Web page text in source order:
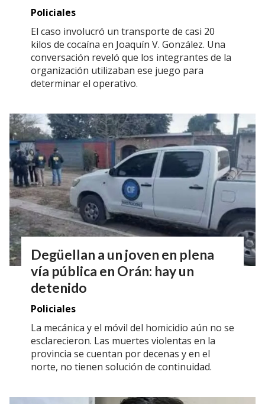
Policiales
El caso involucró un transporte de casi 20
kilos de cocaína en Joaquín V. González. Una
conversación reveló que los integrantes de la
organización utilizaban ese juego para
determinar el operativo.
Degüellan a un joven en plena
vía pública en Orán: hay un
detenido
Policiales
La mecánica y el móvil del homicidio aún no se
esclarecieron. Las muertes violentas en la
provincia se cuentan por decenas y en el
norte, no tienen solución de continuidad.